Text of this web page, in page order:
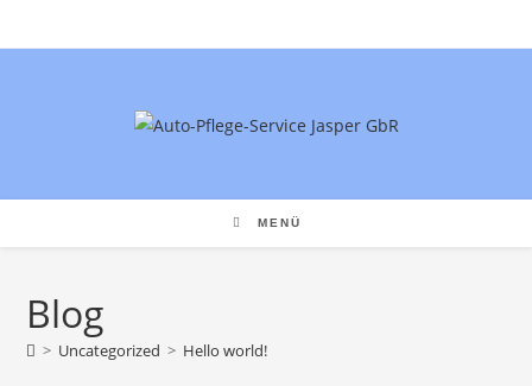
Inhalt
MENÜ
Blog
> Uncategorized > Hello world!